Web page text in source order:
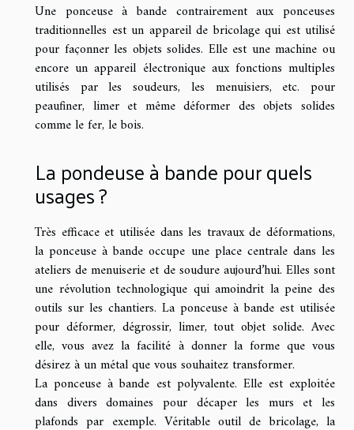
Une ponceuse à bande contrairement aux ponceuses
traditionnelles est un appareil de bricolage qui est utilisé
pour façonner les objets solides. Elle est une machine ou
encore un appareil électronique aux fonctions multiples
utilisés par les soudeurs, les menuisiers, etc. pour
peaufiner, limer et même déformer des objets solides
comme le fer, le bois.
La pondeuse à bande pour quels
usages ?
Très efficace et utilisée dans les travaux de déformations,
la ponceuse à bande occupe une place centrale dans les
ateliers de menuiserie et de soudure aujourd’hui. Elles sont
une révolution technologique qui amoindrit la peine des
outils sur les chantiers. La ponceuse à bande est utilisée
pour déformer, dégrossir, limer, tout objet solide. Avec
elle, vous avez la facilité à donner la forme que vous
désirez à un métal que vous souhaitez transformer.
La ponceuse à bande est polyvalente. Elle est exploitée
dans divers domaines pour décaper les murs et les
plafonds par exemple. Véritable outil de bricolage, la